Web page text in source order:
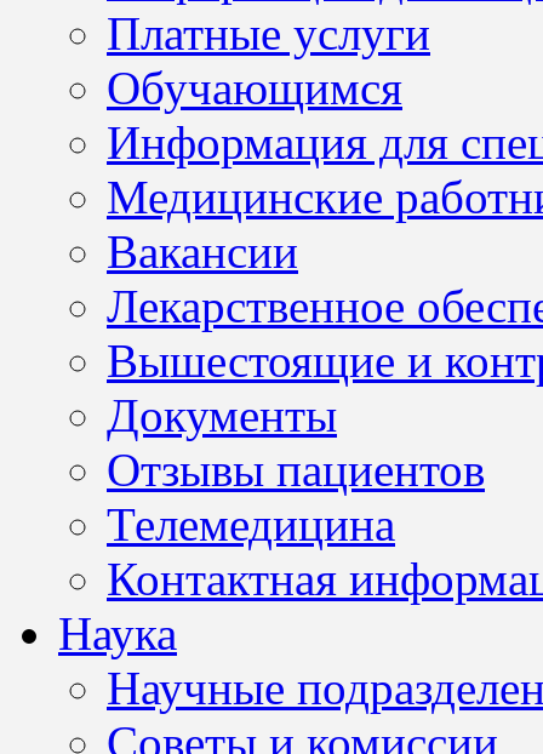
Платные услуги
Обучающимся
Информация для
Медицинские
Вакансии
Лекарственное
Вышестоящие и
Документы
Отзывы пациентов
Телемедицина
Контактная
Наука
Научные
Советы и комиссии